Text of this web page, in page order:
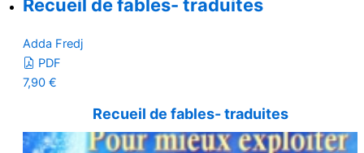
Recueil de fables- traduites
Adda Fredj
PDF
7,90 €
Recueil de fables- traduites